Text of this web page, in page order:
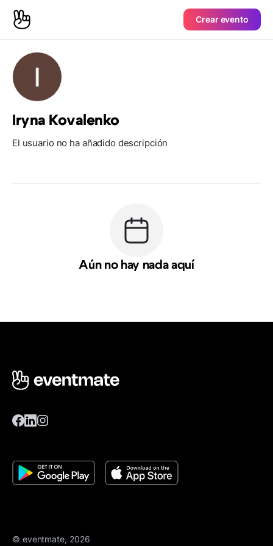
Crear evento
Iryna Kovalenko
El usuario no ha añadido descripción
Aún no hay nada aquí
© eventmate, 2026